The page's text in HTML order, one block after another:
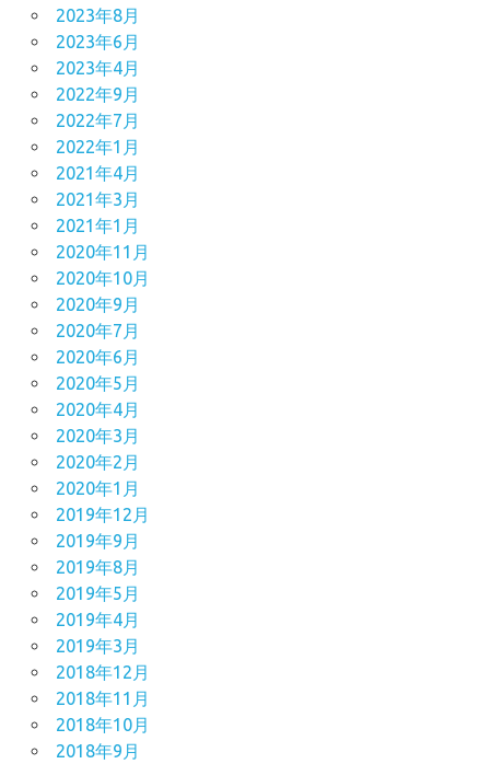
2023年8月
2023年6月
2023年4月
2022年9月
2022年7月
2022年1月
2021年4月
2021年3月
2021年1月
2020年11月
2020年10月
2020年9月
2020年7月
2020年6月
2020年5月
2020年4月
2020年3月
2020年2月
2020年1月
2019年12月
2019年9月
2019年8月
2019年5月
2019年4月
2019年3月
2018年12月
2018年11月
2018年10月
2018年9月